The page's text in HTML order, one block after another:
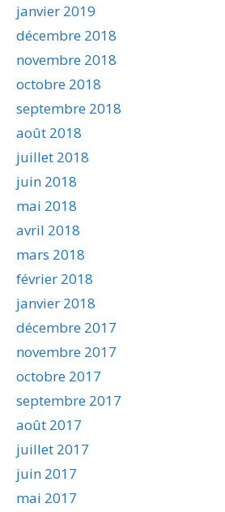
janvier 2019
décembre 2018
novembre 2018
octobre 2018
septembre 2018
août 2018
juillet 2018
juin 2018
mai 2018
avril 2018
mars 2018
février 2018
janvier 2018
décembre 2017
novembre 2017
octobre 2017
septembre 2017
août 2017
juillet 2017
juin 2017
mai 2017